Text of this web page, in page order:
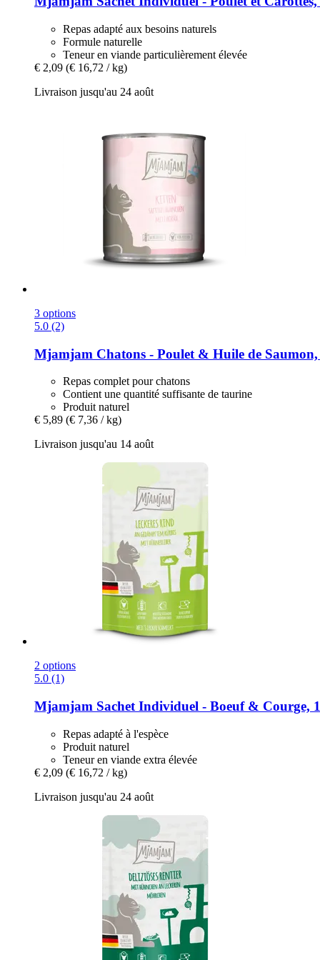
Repas adapté aux besoins naturels
Formule naturelle
Teneur en viande particulièrement élevée
€ 2,09 (€ 16,72 / kg)
Livraison jusqu'au 24 août
3 options
5.0 (2)
Mjamjam Chatons -​ Poulet & Huile de Saumon,
Repas complet pour chatons
Contient une quantité suffisante de taurine
Produit naturel
€ 5,89 (€ 7,36 / kg)
Livraison jusqu'au 14 août
2 options
5.0 (1)
Mjamjam Sachet Individuel -​ Boeuf & Courge,
Repas adapté à l'espèce
Produit naturel
Teneur en viande extra élevée
€ 2,09 (€ 16,72 / kg)
Livraison jusqu'au 24 août